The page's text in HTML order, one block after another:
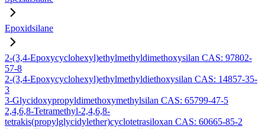
Epoxidsilane
2-(3,4-Epoxycyclohexyl)ethylmethyldimethoxysilan CAS: 97802-
57-8
2-(3,4-Epoxycyclohexyl)ethylmethyldiethoxysilan CAS: 14857-35-
3
3-Glycidoxypropyldimethoxymethylsilan CAS: 65799-47-5
2,4,6,8-Tetramethyl-2,4,6,8-
tetrakis(propylglycidylether)cyclotetrasiloxan CAS: 60665-85-2